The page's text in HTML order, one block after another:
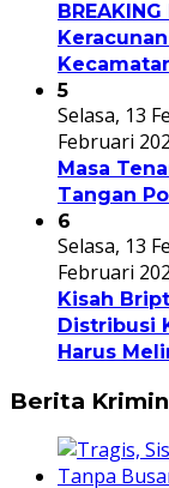
5
Selasa, 13
Februari
Masa
Tangan
6
Selasa, 13
Februari
Kisah
Distribusi
Harus
Berita